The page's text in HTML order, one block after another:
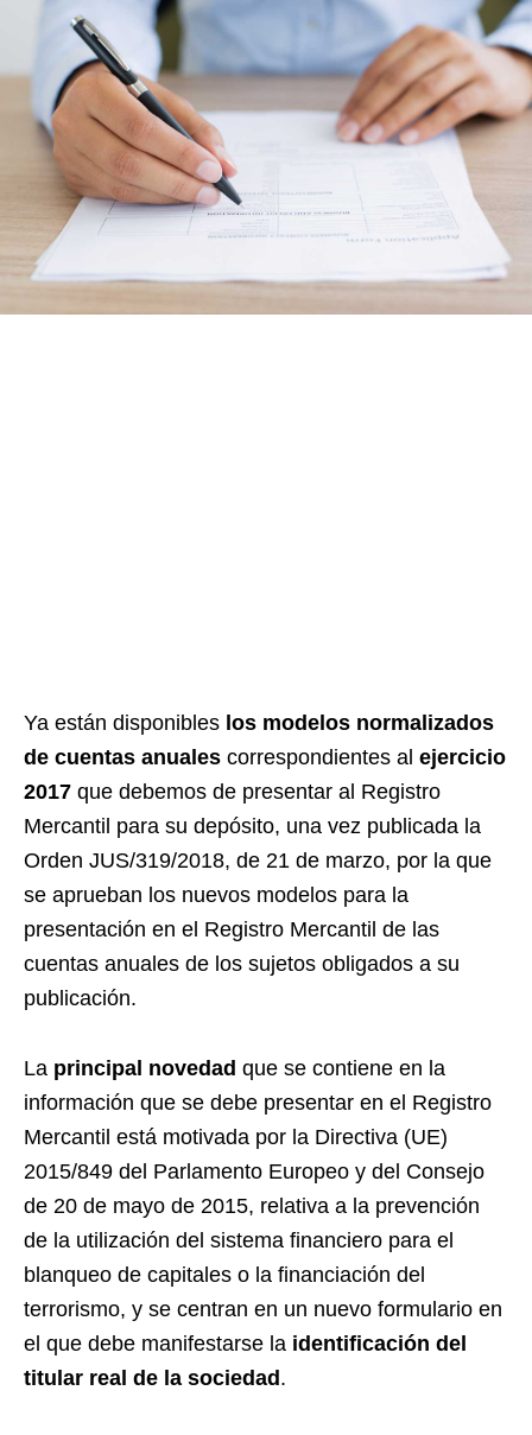
Ya están disponibles los modelos normalizados
de cuentas anuales correspondientes al ejercicio
2017 que debemos de presentar al Registro
Mercantil para su depósito, una vez publicada la
Orden JUS/319/2018, de 21 de marzo, por la que
se aprueban los nuevos modelos para la
presentación en el Registro Mercantil de las
cuentas anuales de los sujetos obligados a su
publicación.
La principal novedad que se contiene en la
información que se debe presentar en el Registro
Mercantil está motivada por la Directiva (UE)
2015/849 del Parlamento Europeo y del Consejo
de 20 de mayo de 2015, relativa a la prevención
de la utilización del sistema financiero para el
blanqueo de capitales o la financiación del
terrorismo, y se centran en un nuevo formulario en
el que debe manifestarse la identificación del
titular real de la sociedad .